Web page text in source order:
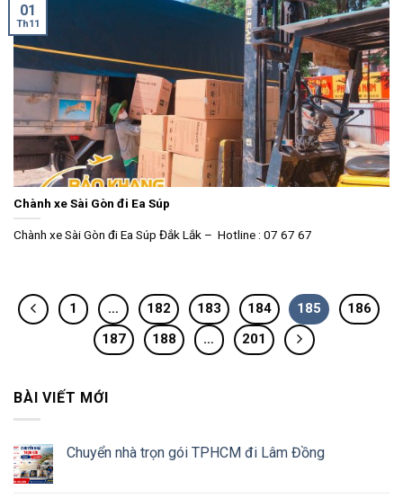
Chành xe Sài Gòn đi Ea Súp
Chành xe Sài Gòn đi Ea Súp Đắk Lắk – Hotline : 07 67 67
01
Th11
1 … 182 183 184 185
186
187
188 … 201
BÀI VIẾT MỚI
Chuyển nhà trọn gói TPHCM đi Lâm Đồng